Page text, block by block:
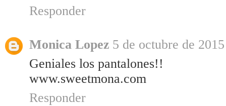
Responder
Monica Lopez 5 de octubre de
Geniales los pantalones!!
www.sweetmona.com
Responder